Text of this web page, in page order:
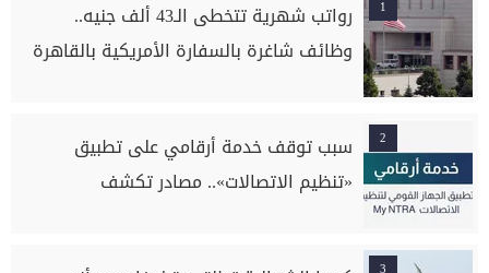
1
رواتب شهرية تتخطى الـ43 ألف جنيه..
وظائف شاغرة بالسفارة الأمريكية بالقاهرة
2
سبب توقف خدمة أرقامي على تطبيق
«تنظيم الاتصالات».. مصادر تكشف